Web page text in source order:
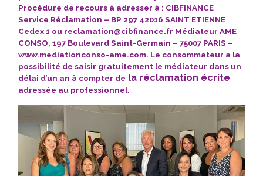
Procédure de recours à adresser à : CIBFINANCE
Service Réclamation – BP 297 42016 SAINT ETIENNE
Cedex 1 ou reclamation@cibfinance.fr Médiateur AME
CONSO, 197 Boulevard Saint-Germain – 75007 PARIS –
www.mediationconso-ame.com. Le consommateur a la
possibilité de saisir gratuitement le médiateur dans un
délai d’un an à compter de la réclamation écrite
adressée au professionnel.